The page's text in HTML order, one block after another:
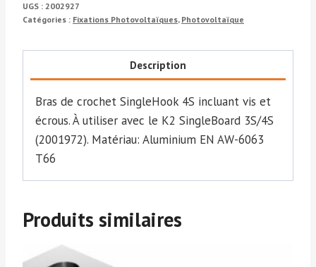
UGS : 2002927
Catégories : Fixations Photovoltaïques, Photovoltaïque
Description
Bras de crochet SingleHook 4S incluant vis et
écrous. À utiliser avec le K2 SingleBoard 3S/4S
(2001972). Matériau: Aluminium EN AW-6063
T66
Produits similaires